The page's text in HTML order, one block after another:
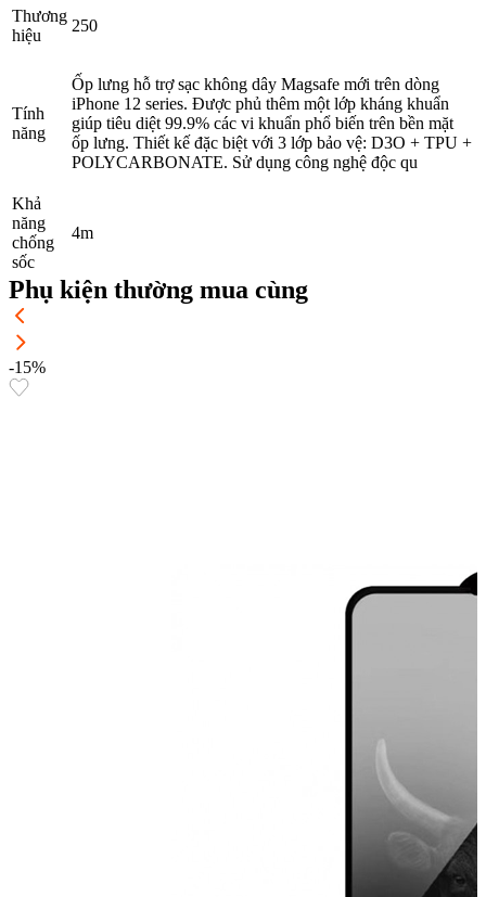
Thương
hiệu
250
Tính
năng
Ốp lưng hỗ trợ sạc không dây Magsafe mới trên dòng
iPhone 12 series. Được phủ thêm một lớp kháng khuẩn
giúp tiêu diệt 99.9% các vi khuẩn phổ biến trên bền mặt
ốp lưng. Thiết kế đặc biệt với 3 lớp bảo vệ: D3O + TPU +
POLYCARBONATE. Sử dụng công nghệ độc qu
Khả
năng
chống
sốc
4m
Phụ kiện thường mua cùng
-15%